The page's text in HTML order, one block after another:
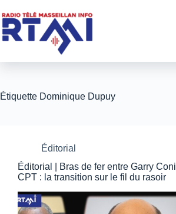
au
contenu
Étiquette Dominique Dupuy
Éditorial
Éditorial | Bras de fer entre Garry
CPT : la transition sur le fil du rasoir